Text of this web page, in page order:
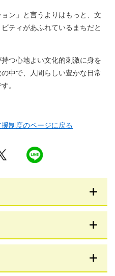
ン」と言うよりはもっと、文
ティがあふれているまちだと
つ心地よい文化的刺激に身を
中で、人間らしい豊かな日常
。
制度のページに戻る
L
I
で